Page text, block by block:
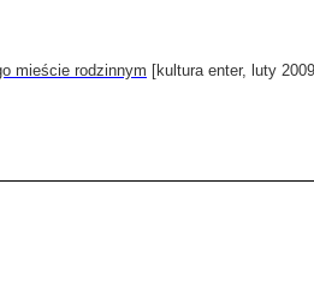
mieście rodzinnym [kultura enter, luty